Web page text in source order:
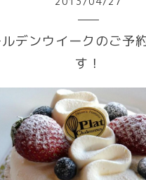
デンウイークのご予
す！